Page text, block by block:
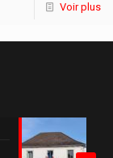
Voir plus